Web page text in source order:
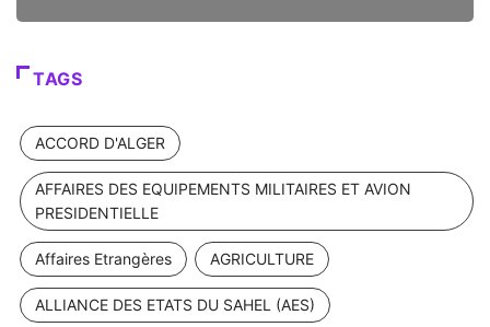
TAGS
ACCORD D'ALGER
AFFAIRES DES EQUIPEMENTS MILITAIRES ET AVION
PRESIDENTIELLE
Affaires Etrangères AGRICULTURE
ALLIANCE DES ETATS DU SAHEL (AES)